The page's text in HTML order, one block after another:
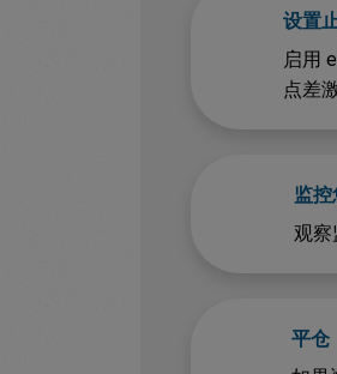
设置
启用
点差
监
观察
平仓